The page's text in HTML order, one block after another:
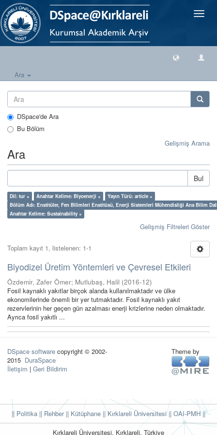
Geçiş
Ara
DSpace'de Ara
Bu Bölüm
Gelişmiş Arama
Ara
Bul
Dil: tur × Anahtar Kelime: Biyoenerji ×
Yayın Türü: article ×
Bölüm Adı: Enstitüler, Fen Bilimleri Enstitüsü, Enerji Sistemleri Mühendisliği Ana Bilim
Anahtar Kelime: Sustainability ×
Gelişmiş Filtreleri Göster
Toplam kayıt 1, listelenen: 1-1
Biyodizel Üretim Yöntemleri ve Çevresel Etkileri
Özdemir, Zafer Ömer; Mutlubaş, Halil (2016-12)
Fosil kaynaklı yakıtlar birçok alanda kullanılmaktadır ve ülke
ekonomilerinde önemli bir yer tutmaktadır. Fosil kaynaklı yakıt
rezervlerinin her geçen gün azalması enerji krizlerine neden olmaktadır.
Ayrıca fosil yakıtlı ...
DSpace software copyright © 2002-
2015 DuraSpace
İletişim | Geri Bildirim
Theme by
|| Politika || Rehber|| Kütüphane || Kırklareli Üniversitesi || OAI-PMH ||
Kırklareli Üniversitesi, Kırklareli, Türkiye